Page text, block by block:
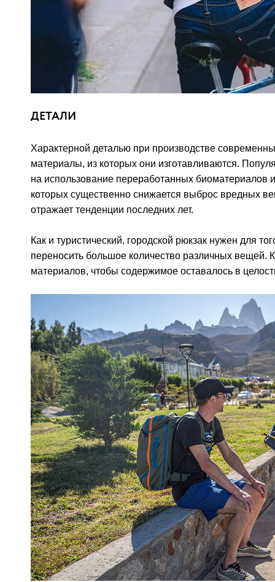
ДЕТАЛИ
Характерной деталью при производстве
материалы, из которых они изготавливаются.
на использование переработанных биоматериалов
которых существенно снижается выброс вредных
отражает тенденции последних лет.
Как и туристический, городской рюкзак нужен для
переносить большое количество различных вещей.
материалов, чтобы содержимое оставалось в